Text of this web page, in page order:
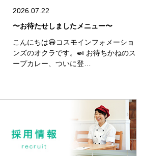
2026.07.22
〜お待たせしましたメニュー〜
こんにちは😃コスモインフォメーショ
ンズのオクラです。🍛 お待ちかねのス
ープカレー、ついに登…